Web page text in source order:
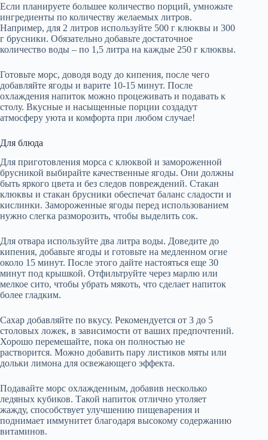
Если планируете большее количество порций, умножьте
ингредиенты по количеству желаемых литров.
Например, для 2 литров используйте 500 г клюквы и 300
г брусники. Обязательно добавьте достаточное
количество воды – по 1,5 литра на каждые 250 г клюквы.
Готовьте морс, доводя воду до кипения, после чего
добавляйте ягоды и варите 10-15 минут. После
охлаждения напиток можно процеживать и подавать к
столу. Вкусные и насыщенные порции создадут
атмосферу уюта и комфорта при любом случае!
Для блюда
Для приготовления морса с клюквой и замороженной
брусникой выбирайте качественные ягоды. Они должны
быть яркого цвета и без следов повреждений. Стакан
клюквы и стакан брусники обеспечат баланс сладости и
кислинки. Замороженные ягоды перед использованием
нужно слегка разморозить, чтобы выделить сок.
Для отвара используйте два литра воды. Доведите до
кипения, добавьте ягоды и готовьте на медленном огне
около 15 минут. После этого дайте настояться еще 30
минут под крышкой. Отфильтруйте через марлю или
мелкое сито, чтобы убрать мякоть, что сделает напиток
более гладким.
Сахар добавляйте по вкусу. Рекомендуется от 3 до 5
столовых ложек, в зависимости от ваших предпочтений.
Хорошо перемешайте, пока он полностью не
растворится. Можно добавить пару листиков мяты или
дольки лимона для освежающего эффекта.
Подавайте морс охлажденным, добавив несколько
ледяных кубиков. Такой напиток отлично утоляет
жажду, способствует улучшению пищеварения и
поднимает иммунитет благодаря высокому содержанию
витаминов.